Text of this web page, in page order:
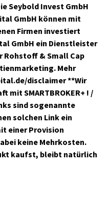
Seybold Invest GmbH
GmbH können mit
Firmen investiert
GmbH ein Dienstleister
& Small Cap
Mehr
disclaimer **Wir
mit SMARTBROKER+ ! /
sind sogenannte
solchen Link ein
einer Provision
keine Mehrkosten.
kaufst, bleibt natürlich